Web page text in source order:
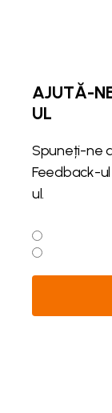
AJUTĂ-
UL
Spuneți-ne
Feedback-
ul.